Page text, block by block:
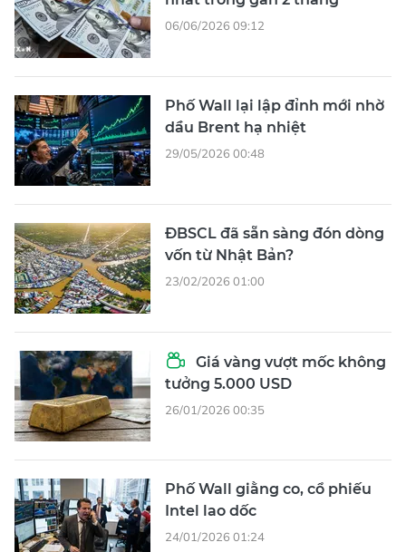
06/06/2026 09:12
Phố Wall lại lập đỉnh mới nhờ
dầu Brent hạ nhiệt
29/05/2026 00:48
ĐBSCL đã sẵn sàng đón dòng
vốn từ Nhật Bản?
23/02/2026 01:00
Giá vàng vượt mốc không
tưởng 5.000 USD
26/01/2026 00:35
Phố Wall giằng co, cổ phiếu
Intel lao dốc
24/01/2026 01:24